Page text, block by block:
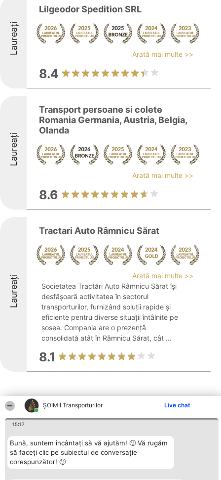
ȘOIMII Transporturilor Live chat
15:17
Bună, suntem încântați să vă ajutăm! 🙂 Vă rugăm
să faceți clic pe subiectul de conversație
corespunzător! 🙂
Laureați
Lilgeodor Spedition SRL
Arată mai multe >>
8.4
Laureați
Transport persoane si colete
Romania Germania, Austria, Belgia,
Olanda
Arată mai multe >>
8.6
Laureați
Tractari Auto Râmnicu Sărat
Arată mai multe >>
Societatea Tractări Auto Râmnicu Sărat își
desfășoară activitatea în sectorul
transporturilor, furnizând soluții rapide și
eficiente pentru diverse situații întâlnite pe
șosea. Compania are o prezență
consolidată atât în Râmnicu Sărat, cât ...
8.1
Alte firme din zonă
Organizator Ranking
BRIGHT SOLUTIONS BR SRL
Aleea Timisul De Sus 2 Bl. A30
Sc. A Et. 4 Ap. 13 Cod 061952
Plebiscyt
Lista Tuturor
Laureaților